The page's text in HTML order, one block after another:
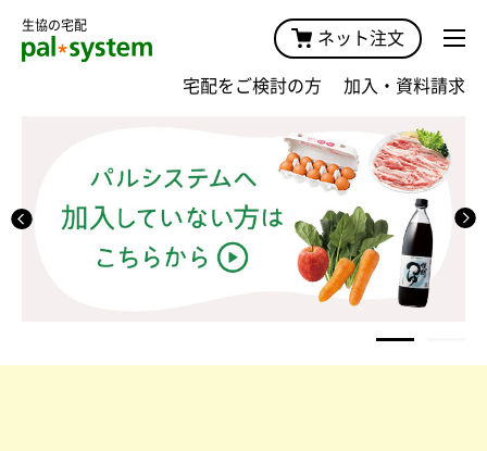
生協の宅配
ネット注文
宅配をご検討の方 加入・資料請求